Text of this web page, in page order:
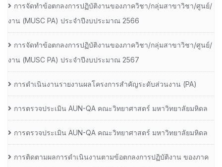
การจัดทำข้อตกลงการปฏิบัติงานของภาควิชา/กลุ่มสาขาวิชา/ศูนย์/
งาน (MUSC PA) ประจำปีงบประมาณ 2566
การจัดทำข้อตกลงการปฏิบัติงานของภาควิชา/กลุ่มสาขาวิชา/ศูนย์/
งาน (MUSC PA) ประจำปีงบประมาณ 2567
การดำเนินงานรายงานผลโครงการสำคัญระดับส่วนงาน (PA)
การตรวจประเมิน AUN-QA คณะวิทยาศาสตร์ มหาวิทยาลัยมหิดล
การตรวจประเมิน AUN-QA คณะวิทยาศาสตร์ มหาวิทยาลัยมหิดล
การติดตามผลการดำเนินงานตามข้อตกลงการปฏิบัติงาน ของภาค